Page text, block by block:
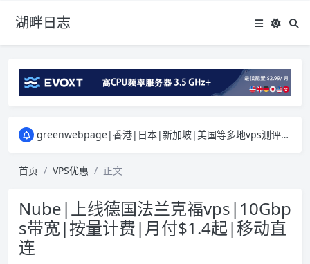
湖畔日志
greenwebpage|香港|日本|新加坡|美国等多地vps测评|移动直连|1Gbps带宽|年付€29
首页
VPS优惠 正文
Nube|上线德国法兰克福vps|10Gbp
s带宽|按量计费|月付$1.4起|移动直
连